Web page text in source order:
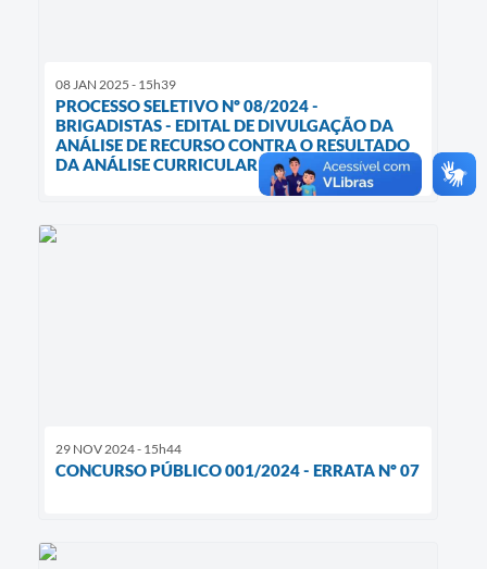
08 JAN 2025 - 15h39
PROCESSO SELETIVO Nº 08/2024 -
BRIGADISTAS - EDITAL DE DIVULGAÇÃO DA
ANÁLISE DE RECURSO CONTRA O RESULTADO
DA ANÁLISE CURRICULAR (1ª FASE)
29 NOV 2024 - 15h44
CONCURSO PÚBLICO 001/2024 - ERRATA Nº 07